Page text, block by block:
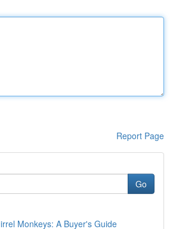
Report Page
Go
Monkeys: A Buyer's Guide